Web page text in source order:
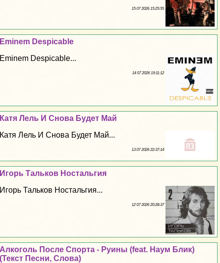
15 07 2026 15:25:55
Eminem Despicable
Eminem Despicable...
14 07 2026 19:11:12
Катя Лель И Снова Будет Май
Катя Лель И Снова Будет Май...
13 07 2026 22:37:14
Игорь Тальков Ностальгия
Игорь Тальков Ностальгия...
12 07 2026 20:28:37
Алкоголь После Спорта - Руины (feat. Наум Блик)
(Текст Песни, Слова)